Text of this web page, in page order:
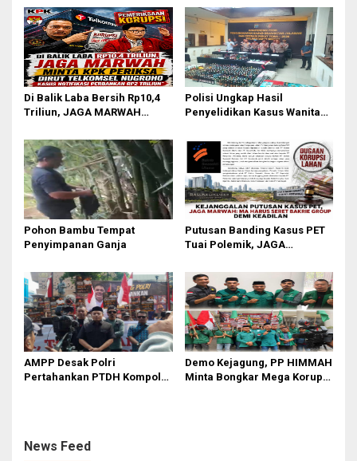
i
p
o
s
Di Balik Laba Bersih Rp10,4
Triliun, JAGA MARWAH
Telkomsel Nugroho Terkait
Dugaan Kasus Notifikasi
Perbankan
Polisi Ungkap Hasil
Penyelidikan Kasus Wanita
Komplek Bumi Asri Medan
Pohon Bambu Tempat
Penyimpanan Ganja
Putusan Banding Kasus PET
Tuai Polemik, JAGA
Peran Bakrie Group
AMPP Desak Polri
Pertahankan PTDH Kompol
Demo Kejagung, PP HIMMAH
Minta Bongkar Mega Korupsi
News Feed